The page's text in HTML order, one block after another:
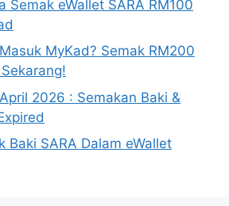
Semak eWallet SARA RM100
MyKad? Semak RM200
2026 : Semakan Baki &
Baki SARA Dalam eWallet